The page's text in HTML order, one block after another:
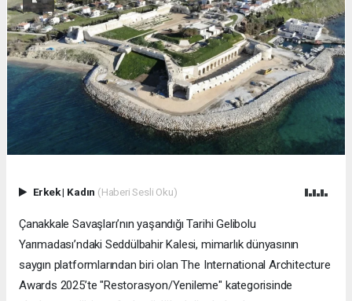
Erkek| Kadın (Haberi Sesli Oku)
Çanakkale Savaşları’nın yaşandığı Tarihi Gelibolu
Yarımadası’ndaki Seddülbahir Kalesi, mimarlık dünyasının
saygın platformlarından biri olan The International Architecture
Awards 2025’te "Restorasyon/Yenileme" kategorisinde